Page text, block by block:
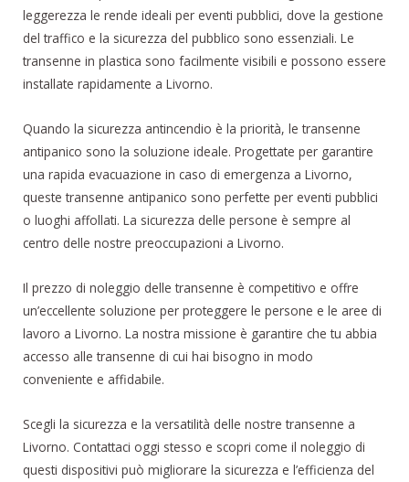
leggerezza le rende ideali per eventi pubblici, dove la gestione
del traffico e la sicurezza del pubblico sono essenziali. Le
transenne in plastica sono facilmente visibili e possono essere
installate rapidamente a Livorno.
Quando la sicurezza antincendio è la priorità, le transenne
antipanico sono la soluzione ideale. Progettate per garantire
una rapida evacuazione in caso di emergenza a Livorno,
queste transenne antipanico sono perfette per eventi pubblici
o luoghi affollati. La sicurezza delle persone è sempre al
centro delle nostre preoccupazioni a Livorno.
Il prezzo di noleggio delle transenne è competitivo e offre
un’eccellente soluzione per proteggere le persone e le aree di
lavoro a Livorno. La nostra missione è garantire che tu abbia
accesso alle transenne di cui hai bisogno in modo
conveniente e affidabile.
Scegli la sicurezza e la versatilità delle nostre transenne a
Livorno. Contattaci oggi stesso e scopri come il noleggio di
questi dispositivi può migliorare la sicurezza e l’efficienza del